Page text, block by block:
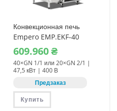
Конвекционная печь
Empero EMP.EKF-40
электрическая
609.960₴
40×GN 1/1 или 20×GN 2/1 |
47,5 кВт | 400 В
Предзаказ
Купить